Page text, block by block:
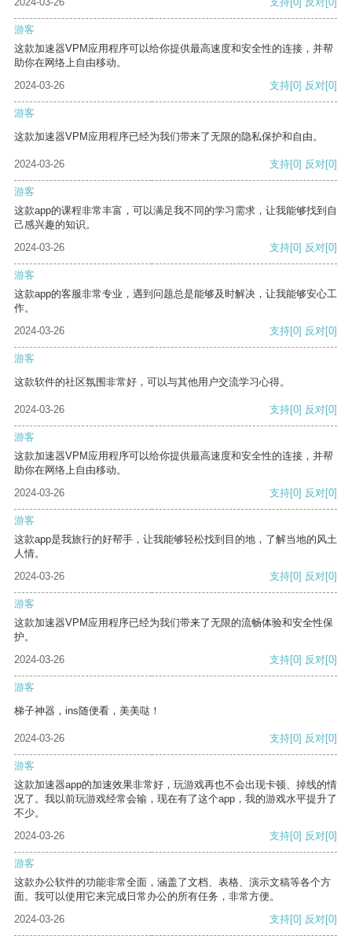
游客
这款加速器VPM应用程序可以给你提供最高速度和安全性的连接，并帮
助你在网络上自由移动。
2024-03-26
支持[0] 反对[0]
游客
这款加速器VPM应用程序已经为我们带来了无限的隐私保护和自由。
2024-03-26 支持[0] 反对[0]
游客
这款app的课程非常丰富，可以满足我不同的学习需求，让我能够找到自
己感兴趣的知识。
2024-03-26
支持[0] 反对[0]
游客
这款app的客服非常专业，遇到问题总是能够及时解决，让我能够安心工
作。
2024-03-26
支持[0] 反对[0]
游客
这款软件的社区氛围非常好，可以与其他用户交流学习心得。
2024-03-26 支持[0] 反对[0]
游客
这款加速器VPM应用程序可以给你提供最高速度和安全性的连接，并帮
助你在网络上自由移动。
2024-03-26
支持[0] 反对[0]
游客
这款app是我旅行的好帮手，让我能够轻松找到目的地，了解当地的风土
人情。
2024-03-26
支持[0] 反对[0]
游客
这款加速器VPM应用程序已经为我们带来了无限的流畅体验和安全性保
护。
2024-03-26
支持[0] 反对[0]
游客
梯子神器，ins随便看，美美哒！
2024-03-26 支持[0] 反对[0]
游客
这款加速器app的加速效果非常好，玩游戏再也不会出现卡顿、掉线的情
况了。我以前玩游戏经常会输，现在有了这个app，我的游戏水平提升了
不少。
2024-03-26
支持[0] 反对[0]
游客
这款办公软件的功能非常全面，涵盖了文档、表格、演示文稿等各个方
面。我可以使用它来完成日常办公的所有任务，非常方便。
2024-03-26
支持[0] 反对[0]